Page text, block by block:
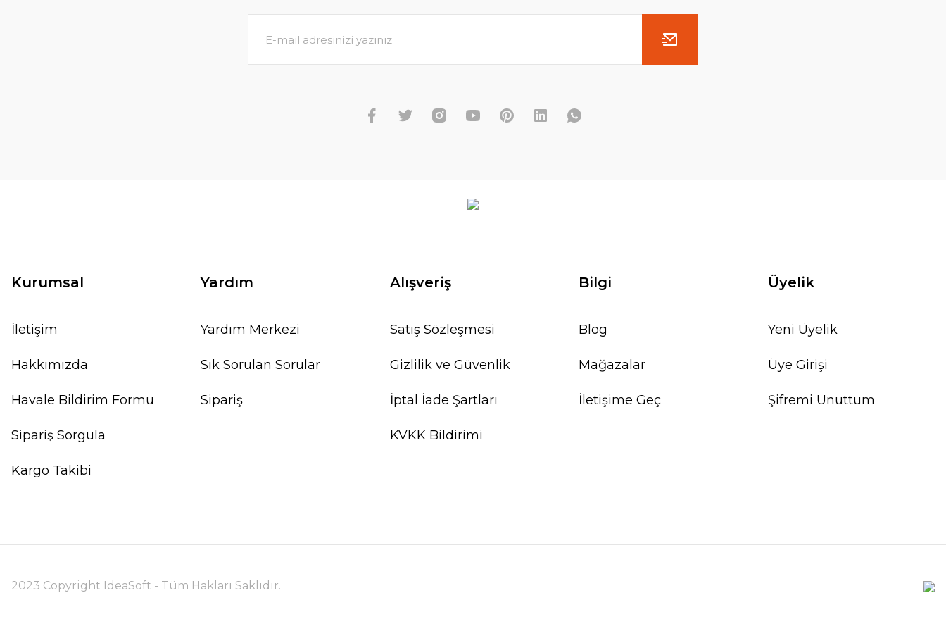
Kurumsal
İletişim
Hakkımızda
Havale Bildirim Formu
Sipariş Sorgula
Kargo Takibi
Yardım
Yardım Merkezi
Sık Sorulan Sorular
Sipariş
Alışveriş
Satış Sözleşmesi
Gizlilik ve Güvenlik
İptal İade Şartları
KVKK Bildirimi
Bilgi
Blog
Mağazalar
İletişime Geç
Üyelik
Yeni Üyelik
Üye Girişi
Şifremi Unuttum
2023 Copyright IdeaSoft - Tüm Hakları Saklıdır.